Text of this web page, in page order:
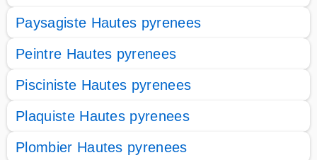
Paysagiste Hautes pyrenees
Peintre Hautes pyrenees
Pisciniste Hautes pyrenees
Plaquiste Hautes pyrenees
Plombier Hautes pyrenees